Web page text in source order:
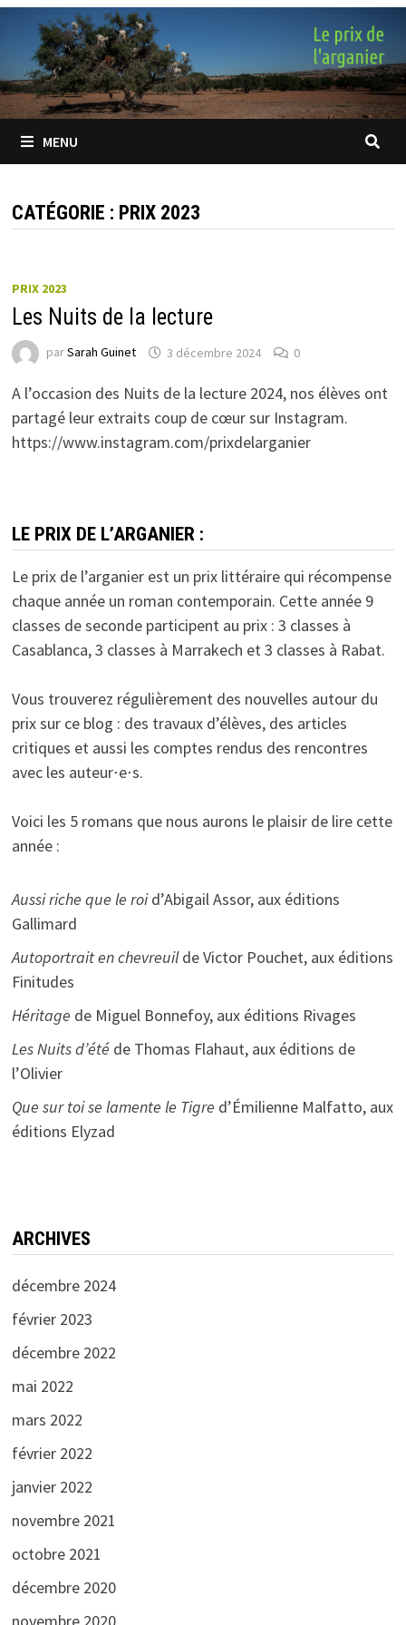
Passer
contenu
MENU
CATÉGORIE : PRIX 2023
PRIX 2023
Les Nuits de la lecture
parSarah Guinet 3 décembre 2024 0
A l’occasion des Nuits de la lecture 2024, nos élèves ont
partagé leur extraits coup de cœur sur Instagram.
https://www.instagram.com/prixdelarganier
LE PRIX DE L’ARGANIER :
Le prix de l’arganier est un prix littéraire qui récompense
chaque année un roman contemporain. Cette année 9
classes de seconde participent au prix : 3 classes à
Casablanca, 3 classes à Marrakech et 3 classes à Rabat.
Vous trouverez régulièrement des nouvelles autour du
prix sur ce blog : des travaux d’élèves, des articles
critiques et aussi les comptes rendus des rencontres
avec les auteur⋅e⋅s.
Voici les 5 romans que nous aurons le plaisir de lire cette
année :
Aussi riche que le roid’Abigail Assor, aux éditions
Gallimard
Autoportrait en chevreuilde Victor Pouchet, aux éditions
Finitudes
Héritage de Miguel Bonnefoy, aux éditions Rivages
Les Nuits d’été de Thomas Flahaut, aux éditions de
l’Olivier
Que sur toi se lamente le Tigre d’Émilienne Malfatto, aux
éditions Elyzad
ARCHIVES
décembre 2024
février 2023
décembre 2022
mai 2022
mars 2022
février 2022
janvier 2022
novembre 2021
octobre 2021
décembre 2020